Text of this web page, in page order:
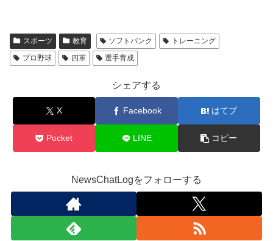
スポーツ 教育 ソフトバンク
トレーニング
プロ野球
四軍 選手育成
シェアする
X Facebook はてブ
Pocket LINE コピー
NewsChatLogをフォローする